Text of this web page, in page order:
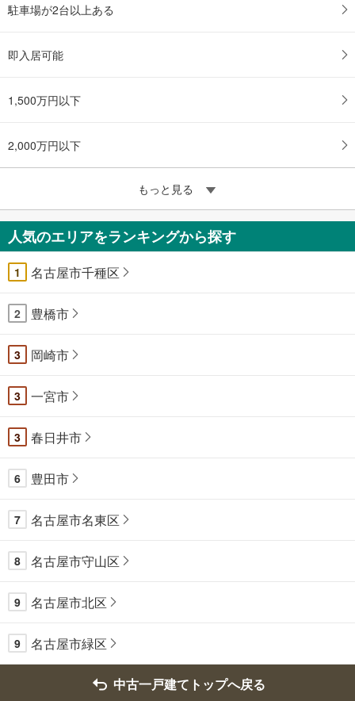
駐車場が2台以上ある
即入居可能
1,500万円以下
2,000万円以下
もっと見る
人気のエリアをランキングから探す
1 名古屋市千種区
2 豊橋市
3 岡崎市
3 一宮市
3 春日井市
6 豊田市
7 名古屋市名東区
8 名古屋市守山区
9 名古屋市北区
9 名古屋市緑区
中古一戸建てトップへ戻る